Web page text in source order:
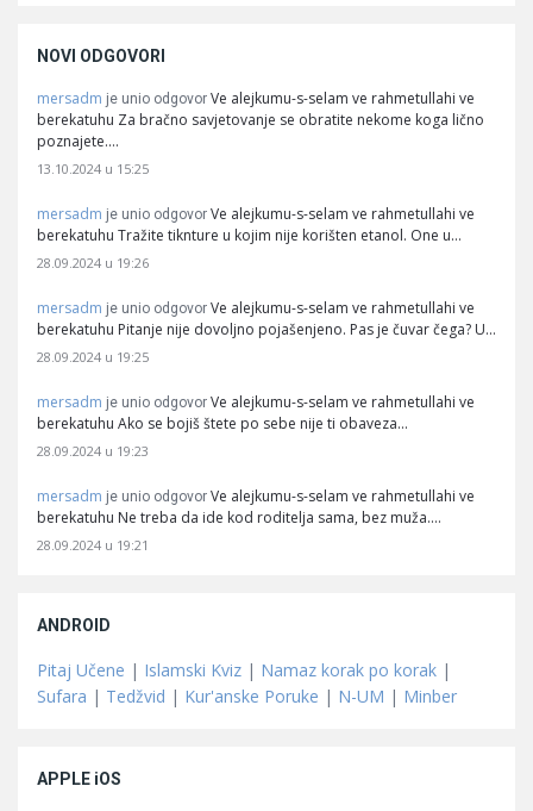
NOVI ODGOVORI
mersadm je unio odgovor Ve alejkumu-s-selam ve rahmetullahi ve
berekatuhu Za bračno savjetovanje se obratite nekome koga lično
poznajete.…
13.10.2024 u 15:25
mersadm je unio odgovor Ve alejkumu-s-selam ve rahmetullahi ve
berekatuhu Tražite tiknture u kojim nije korišten etanol. One u…
28.09.2024 u 19:26
mersadm je unio odgovor Ve alejkumu-s-selam ve rahmetullahi ve
berekatuhu Pitanje nije dovoljno pojašenjeno. Pas je čuvar čega? U…
28.09.2024 u 19:25
mersadm je unio odgovor Ve alejkumu-s-selam ve rahmetullahi ve
berekatuhu Ako se bojiš štete po sebe nije ti obaveza…
28.09.2024 u 19:23
mersadm je unio odgovor Ve alejkumu-s-selam ve rahmetullahi ve
berekatuhu Ne treba da ide kod roditelja sama, bez muža.…
28.09.2024 u 19:21
ANDROID
Pitaj Učene | Islamski Kviz | Namaz korak po korak |
Sufara | Tedžvid | Kur'anske Poruke | N-UM | Minber
APPLE iOS